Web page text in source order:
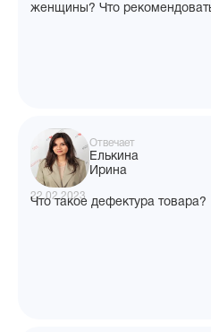
женщины? Что
Отвечает
Елькина
Ирина
22.02.2023
Что такое дефектура товара?